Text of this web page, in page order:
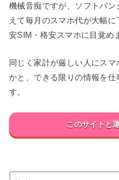
機械音痴ですが、ソフトバ
えて毎月のスマホ代が大幅
安SIM・格安スマホに目覚め
同じく家計が厳しい人にス
かと、できる限りの情報を仕
す。
このサイトと